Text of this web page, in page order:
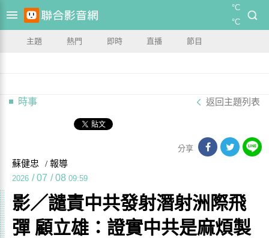
°C
°C
主題 熱門 即時 直播 節目
時事 返回主題列表
分享
蘇健忠 / 報導
2026 / 07 / 08 09:59
影／譴責中共發射潛射洲際飛
彈 顧立雄：證實中共是麻煩製